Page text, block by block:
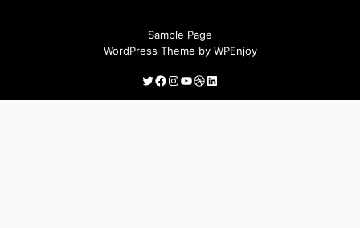
Sample Page
WordPress Theme by WPEnjoy
Twitter
Facebook
Instagram
YouTube
Dribbble
LinkedIn